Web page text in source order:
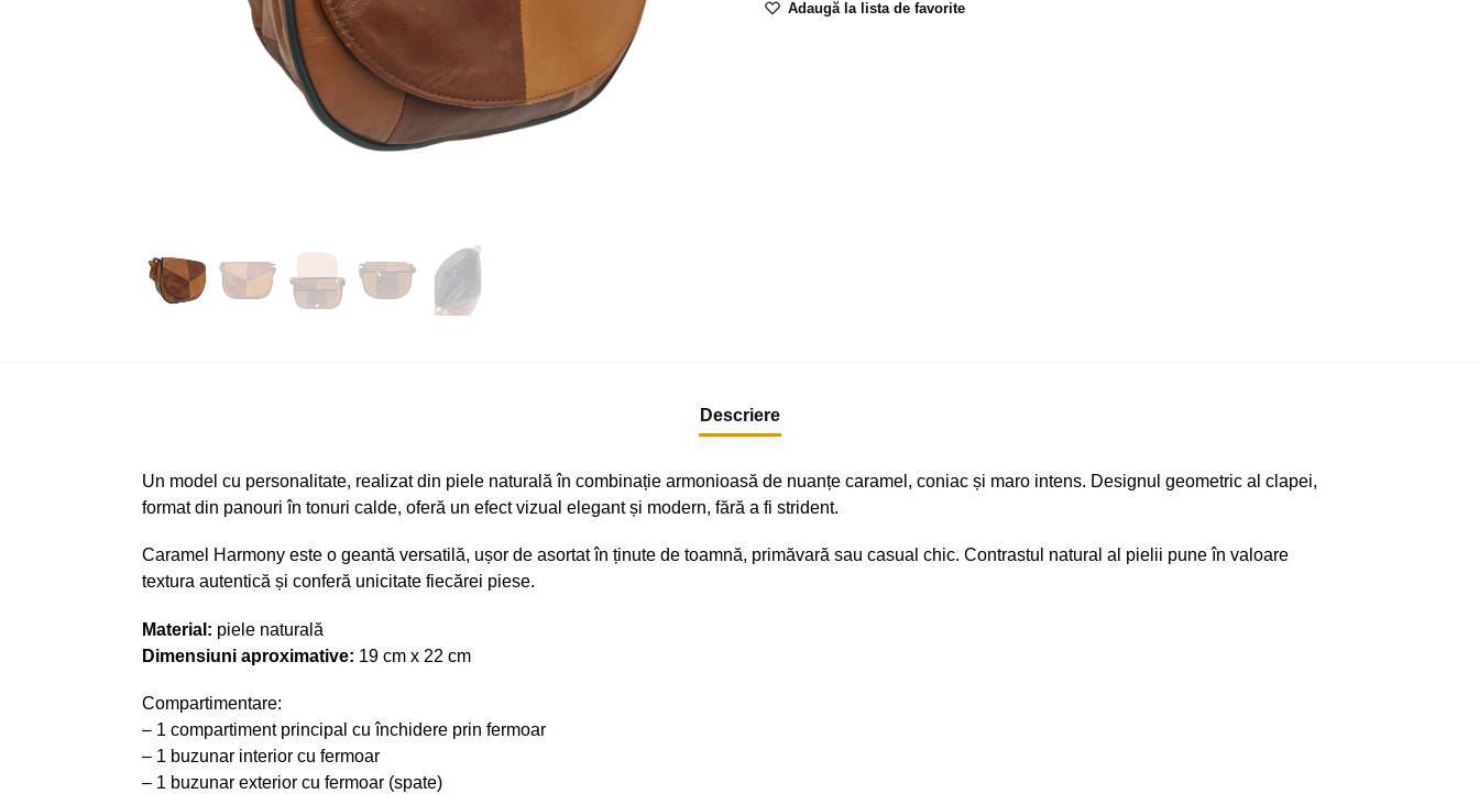
Adaugă la lista de favorite
Descriere
Un model cu personalitate, realizat din piele naturală în combinație armonioasă de nuanțe caramel, coniac și maro intens. Designul geometric al clapei,
format din panouri în tonuri calde, oferă un efect vizual elegant și modern, fără a fi strident.
Caramel Harmony este o geantă versatilă, ușor de asortat în ținute de toamnă, primăvară sau casual chic. Contrastul natural al pielii pune în valoare
textura autentică și conferă unicitate fiecărei piese.
Material: piele naturală
Dimensiuni aproximative: 19 cm x 22 cm
Compartimentare:
– 1 compartiment principal cu închidere prin fermoar
– 1 buzunar interior cu fermoar
– 1 buzunar exterior cu fermoar (spate)